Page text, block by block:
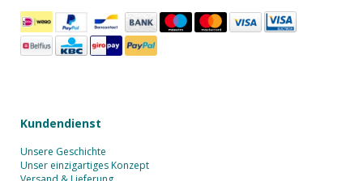
Kundendienst
Unsere Geschichte
Unser einzigartiges Konzept